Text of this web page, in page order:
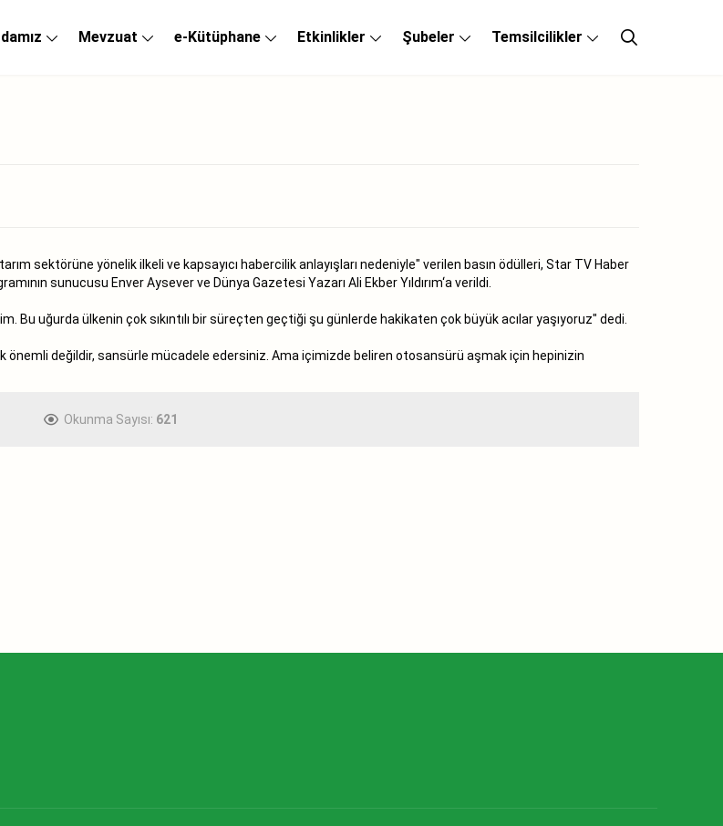
Mevzuat e-Kütüphane Etkinlikler Şubeler Temsilcilikler
sektörüne yönelik ilkeli ve kapsayıcı habercilik anlayışları nedeniyle" verilen basın ödülleri, Star TV Haber
sunucusu Enver Aysever ve Dünya Gazetesi Yazarı Ali Ekber Yıldırım‘a verildi.
Bu uğurda ülkenin çok sıkıntılı bir süreçten geçtiği şu günlerde hakikaten çok büyük acılar yaşıyoruz" dedi.
önemli değildir, sansürle mücadele edersiniz. Ama içimizde beliren otosansürü aşmak için hepinizin
Okunma Sayısı: 621